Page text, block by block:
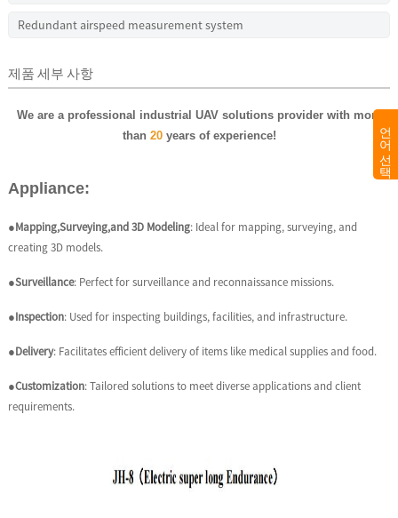
Redundant airspeed measurement system
제품 세부 사항
We are a professional industrial UAV solutions provider with more
than 20years of experience!
Appliance:
●Mapping,Surveying,and 3D Modeling: Ideal for mapping, surveying, and
creating 3D models.
●Surveillance: Perfect for surveillance and reconnaissance missions.
●Inspection: Used for inspecting buildings, facilities, and infrastructure.
●Delivery: Facilitates efficient delivery of items like medical supplies and food.
●Customization: Tailored solutions to meet diverse applications and client
requirements.
언어 선택